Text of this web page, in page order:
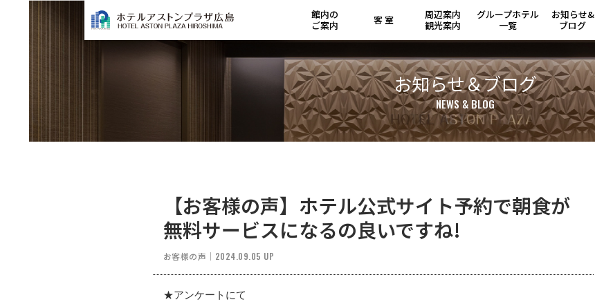
館内の
ご案内
客 室
周辺案内
観光案内
グループホテル
一覧
お知らせ&
ブログ
お知らせ＆ブログ
NEWS & BLOG
【お客様の声】ホテル公式サイト予約で朝食が
無料サービスになるの良いですね!
お客様の声 ｜ 2024.09.05 UP
★アンケートにて